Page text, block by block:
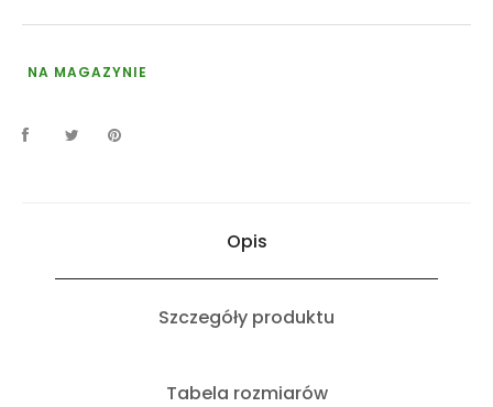
NA MAGAZYNIE
Opis
Szczegóły produktu
Tabela rozmiarów